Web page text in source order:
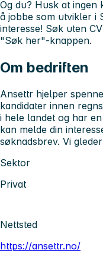
Og du? Husk at
å jobbe som utvikler i
interesse! Søk uten
"Søk her"-knappen.
Om bedriften
Ansettr hjelper
kandidater innen
i hele landet og har
kan melde din
søknadsbrev. Vi
Sektor
Privat
Nettsted
https://ansettr.no/